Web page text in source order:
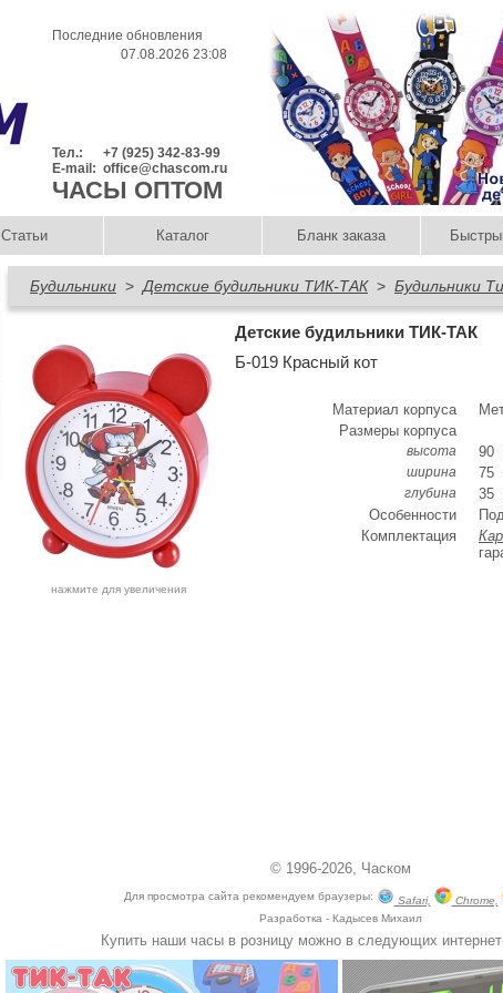
Последние обновления
07.08.2026 23:08
Тел.:
+7 (925) 342-83-99
E-mail: office@chascom.ru
ЧАСЫ ОПТОМ
Статьи Каталог Бланк заказа
Будильники > Детские будильники ТИК-ТАК> Будильники
нажмите для увеличения
Детские будильники ТИК-ТАК
Б-019 Красный кот
Материал корпуса
Размеры корпуса
высота 90
ширина 75
глубина
35
Особенности
Комплектация
© 1996-2026, Часком
Для просмотра сайта рекомендуем браузеры: Safari, Chrome,
Разработка - Кадысев Михаил
Купить наши часы в розницу можно в следующих